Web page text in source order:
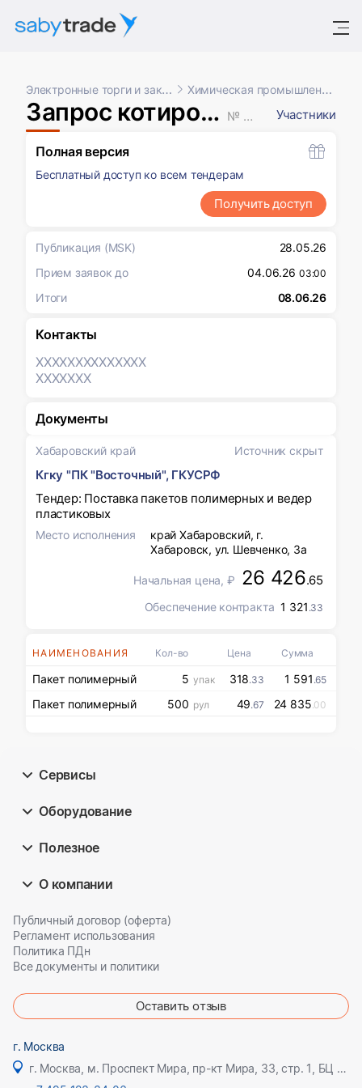
Электронные торги и закупки Химическая промышленность
Запрос котировок в электронной форме № XXXXXXX Участники
Хабаровский край Источник скрыт
Кгку "ПК "Восточный", ГКУСРФ
Тендер: Поставка пакетов полимерных и ведер
пластиковых
Место исполнения
край Хабаровский, г.
Хабаровск, ул. Шевченко, 3а
Начальная цена, ₽ 26 426.65
Обеспечение контракта 1 321 .33
НАИМЕНОВАНИЯ Кол-во Цена Сумма
Пакет полимерный 5 упак 318.33 1 591 .65
Пакет полимерный 500 рул 49.67 24 835.00
Полная версия
Бесплатный доступ ко всем тендерам
Получить доступ
Публикация (MSK)
28.05.26
Прием заявок до
04.06.26 03:00
Итоги 08.06.26
Контакты
XXXXXXXXXXXXXX
XXXXXXX
Документы
Сервисы
Оборудование
Полезное
О компании
Публичный договор (оферта)
Регламент использования
Политика ПДн
Все документы и политики
Оставить отзыв
г. Москва
г. Москва, м. Проспект Мира, пр-кт Мира, 33, стр. 1, БЦ Олимпик плаза